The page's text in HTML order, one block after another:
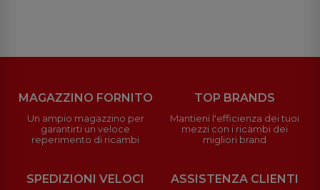
MAGAZZINO FORNITO
Un ampio magazzino per
garantirti un veloce
reperimento di ricambi
TOP BRANDS
Mantieni l'efficienza dei tuoi
mezzi con i ricambi dei
migliori brand
SPEDIZIONI VELOCI ASSISTENZA CLIENTI